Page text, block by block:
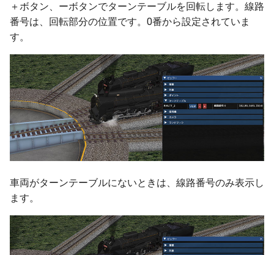
部品の選択
部品の移動
部品の回転
部品の設置高度
表示カラー設定
複製
整列
クローンツール
高架の作り方
IF制御
プロセス終了
CALL
ロック
クルーズ制御
作例
Language
ver 6.1.0.551
ver 6.1.0.540
ver 6.1.0.536
ver 6.1.0.535
ver 6.1.0.512
ver 6.1.0.510
ver 6.1.0.504
ver 6.1.0.503
＋ボタン、ーボタンでターンテーブルを回転します。線路
番号は、回転部分の位置です。0番から設定されていま
す。
車両がターンテーブルにないときは、線路番号のみ表示し
ます。